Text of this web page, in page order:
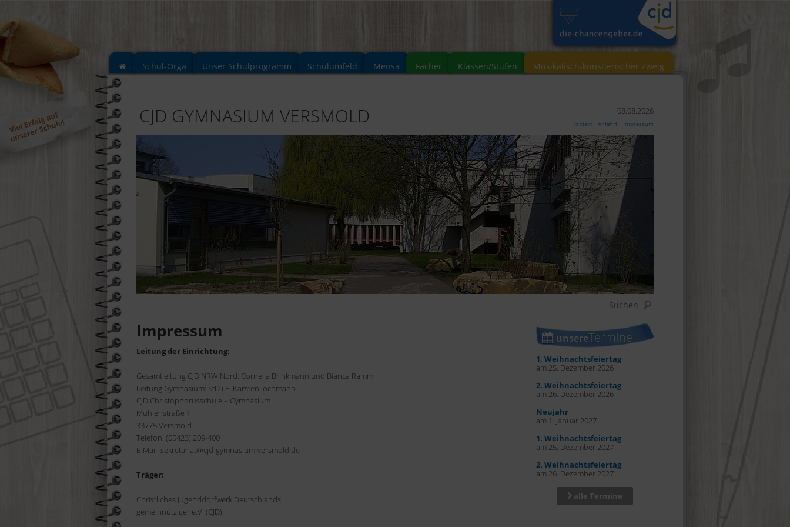
Schul-Orga Unser Schulprogramm Schulumfeld Mensa Fächer Klassen/Stufen Musikalisch-künstlerischer Zweig
CJD GYMNASIUM VERSMOLD 08.08.2026
Kontakt Anfahrt Impressum
Impressum
Leitung der Einrichtung:
Gesamtleitung CJD NRW Nord: Cornelia Brinkmann und Bianca Ramm
Leitung Gymnasium: StD i.E. Karsten Jochmann
CJD Christophorusschule – Gymnasium
Mühlenstraße 1
33775 Versmold
Telefon: (05423) 209-400
E-Mail: sekretariat@cjd-gymnasium-versmold.de
Träger:
Christliches Jugenddorfwerk Deutschlands
gemeinnütziger e.V. (CJD)
unsereTermine
1. Weihnachtsfeiertag
am 25. Dezember 2026
2. Weihnachtsfeiertag
am 26. Dezember 2026
Neujahr
am 1. Januar 2027
1. Weihnachtsfeiertag
am 25. Dezember 2027
2. Weihnachtsfeiertag
am 26. Dezember 2027
alle Termine